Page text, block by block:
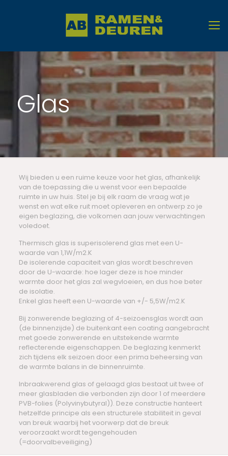
Glas
Wij bieden u een ruime keuze voor het glas, afhankelijk
van de toepassing die u wenst voor een bepaalde
ruimte in uw huis. Stel je bij elk raam de vraag wat je
wenst en wat elke ruit moet opleveren en ontwerp zo je
eigen beglazing, die volkomen aan jouw verwachtingen
voledoet.
Thermisch glas is superisolerend glas met een U-
waarde van 1,1W/m2.K
De isolerende capaciteit van glas wordt beschreven
door de U-waarde: hoe lager deze is hoe minder
warmte door het glas zal wegvloeien, en dus hoe beter
de isolatie.
Enkel glas heeft een U-waarde van +/- 5,5W/m2.K
Bij zonwerende beglazing of 4-seizoensglas wordt aan
(de binnenzijde) de buitenkant een coating aangebracht
met goede zonwerende en uitstekende warmte
reflecterende eigenschappen. De beglazing kenmerkt
zich tijdens elk seizoen door een prima beheersing van
de warmte balans in de binnenruimte.
Inbraakwerend glas of gelaagd glas bestaat uit twee of
meer glasbladen die verbonden zijn door 1 of meerdere
PVB-folies (Polyvinybutyral)). Deze constructie hanteert
hetzelfde principe als een structurele stabiliteit in geval
van breuk waarbij het voorwerp dat de breuk
veroorzaakt wordt tegengehouden
(=doorvalbeveiliging)